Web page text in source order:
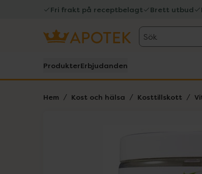
Fri frakt på receptbelagt Brett utbud
Sök
ProdukterErbjudanden
Hem Kost och hälsa Kosttillskott